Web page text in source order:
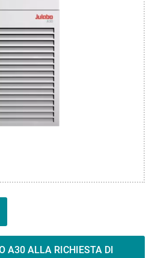
A30 ALLA RICHIESTA DI